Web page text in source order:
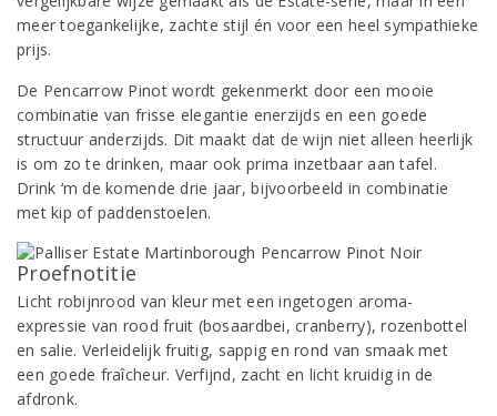
meer toegankelijke, zachte stijl én voor een heel sympathieke
prijs.
De Pencarrow Pinot wordt gekenmerkt door een mooie
combinatie van frisse elegantie enerzijds en een goede
structuur anderzijds. Dit maakt dat de wijn niet alleen heerlijk
is om zo te drinken, maar ook prima inzetbaar aan tafel.
Drink ‘m de komende drie jaar, bijvoorbeeld in combinatie
met kip of paddenstoelen.
Proefnotitie
Licht robijnrood van kleur met een ingetogen aroma-
expressie van rood fruit (bosaardbei, cranberry), rozenbottel
en salie. Verleidelijk fruitig, sappig en rond van smaak met
een goede fraîcheur. Verfijnd, zacht en licht kruidig in de
afdronk.